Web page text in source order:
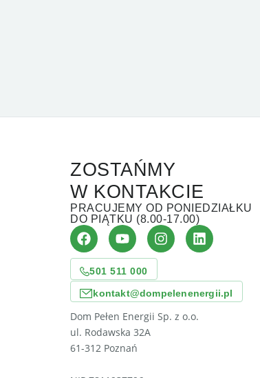
ZOSTAŃMY
W KONTAKCIE
PRACUJEMY OD PONIEDZIAŁKU
DO PIĄTKU (8.00-17.00)
501 511 000
kontakt@dompelenenergii.pl
Dom Pełen Energii Sp. z o.o.
ul. Rodawska 32A
61-312 Poznań